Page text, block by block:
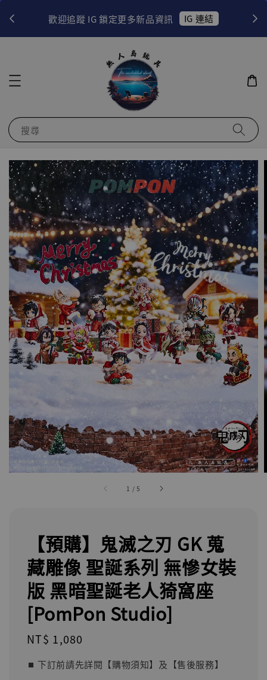
歡迎追蹤 IG 鎖定更多新品資訊 IG 連結
搜尋
1 /5
【預購】鬼滅之刃 GK 蒐
藏雕像 聖誕系列 無慘女裝
版 黑暗聖誕老人猗窩座
[PomPon Studio]
Regular
NT$ 1,080
⏹︎ 下訂前請先詳閱【購物須知】及【售後服務】